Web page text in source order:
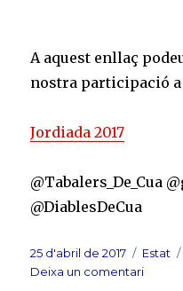
les
A aquest enllaç
nostra participació
Jordiada 2017
@Tabalers_De_Cua
@DiablesDeCua
Publicat
el
25 d'abril de 2017 Format
Estat
Deixa un comentaria